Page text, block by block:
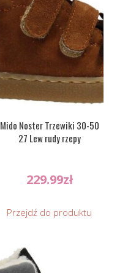
Mido Noster Trzewiki 30-50
27 Lew rudy rzepy
229.99zł
Przejdź do produktu